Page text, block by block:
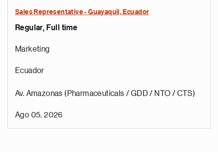
Sales Representative - Guayaquil, Ecuador
Regular, Full time
Marketing
Ecuador
Av. Amazonas (Pharmaceuticals / GDD / NTO / CTS)
Ago 05, 2026